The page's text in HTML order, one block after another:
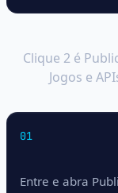
Clique 2 é
Jogos e
01
Entre e abra